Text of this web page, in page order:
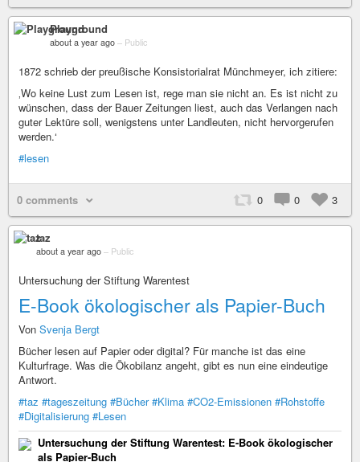
Playground
about a year ago – Public
1872 schrieb der preußische Konsistorialrat Münchmeyer, ich zitiere:
‚Wo keine Lust zum Lesen ist, rege man sie nicht an. Es ist nicht zu
wünschen, dass der Bauer Zeitungen liest, auch das Verlangen nach
guter Lektüre soll, wenigstens unter Landleuten, nicht hervorgerufen
werden.‘
#lesen
0 comments 0 0 3
taz
about a year ago – Public
Untersuchung der Stiftung Warentest
E-Book ökologischer als Papier-Buch
Von Svenja Bergt
Bücher lesen auf Papier oder digital? Für manche ist das eine
Kulturfrage. Was die Ökobilanz angeht, gibt es nun eine eindeutige
Antwort.
#taz #tageszeitung #Bücher #Klima #CO2-Emissionen #Rohstoffe
#Digitalisierung #Lesen
Untersuchung der Stiftung Warentest: E-Book ökologischer
als Papier-Buch